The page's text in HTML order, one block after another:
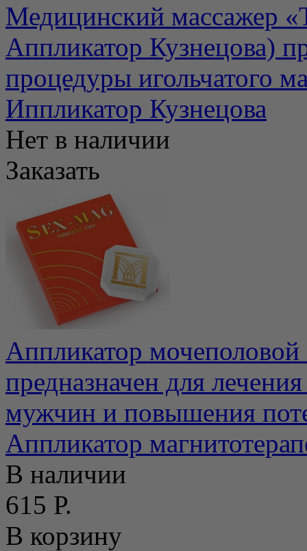
Медицинский массажер
Аппликатор Кузнецова)
процедуры игольчатого
Иппликатор Кузнецова
Нет в наличии
Заказать
Аппликатор
предназначен для
мужчин и повышения
Аппликатор
В наличии
615 Р.
В корзину